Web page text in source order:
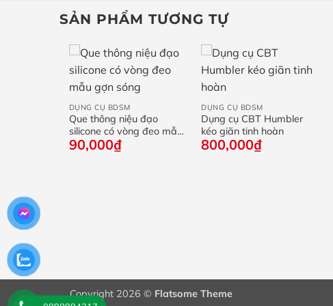
SẢN PHẨM TƯƠNG TỰ
DỤNG CỤ BDSM
Que thông niệu đạo
silicone có vòng đeo mẫu
gợn sóng
90,000₫
DỤNG CỤ BDSM
Dụng cụ CBT Humbler
kéo giãn tinh hoàn
800,000₫
5m 10m
95,000
30,000₫
đếnCopyright 2026 © Flatsome Theme